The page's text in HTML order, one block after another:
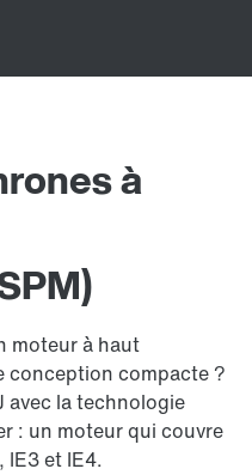
à
moteur à haut
conception compacte ?
avec la technologie
: un moteur qui couvre
et IE4.